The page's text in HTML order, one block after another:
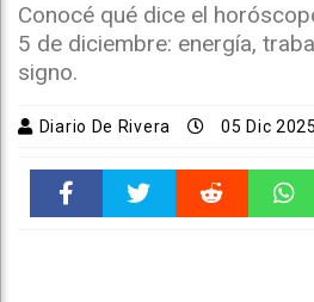
Conocé qué dice el
5 de diciembre: energía,
signo.
Diario De Rivera 05 Dic 2025